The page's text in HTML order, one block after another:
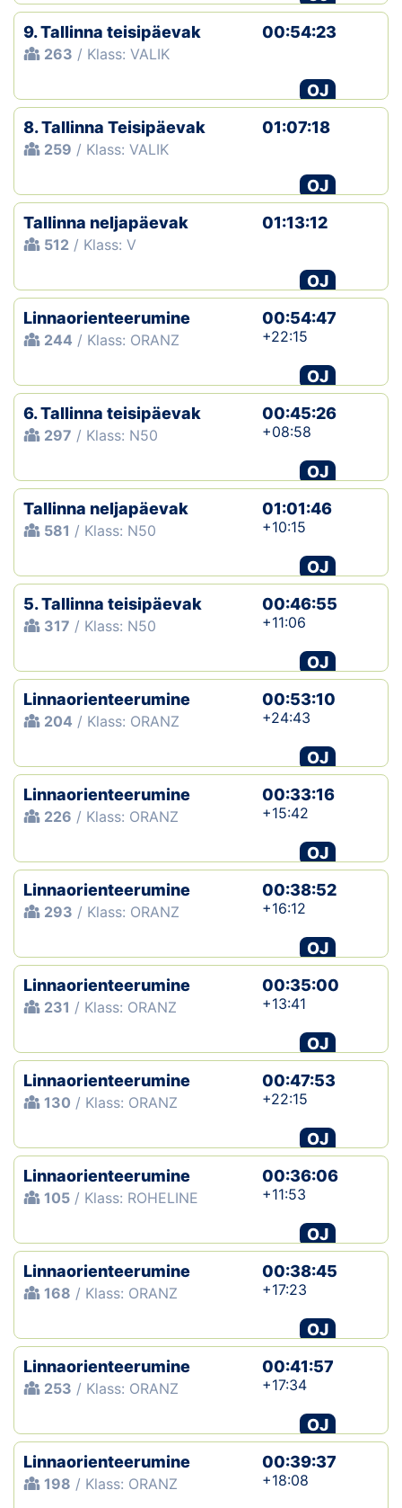
9. Tallinna teisipäevak
263 / Klass: VALIK
00:54:23
OJ
8. Tallinna Teisipäevak
259 / Klass: VALIK
01:07:18
OJ
Tallinna neljapäevak
512 / Klass: V
01:13:12
OJ
Linnaorienteerumine
244 / Klass: ORANZ
00:54:47
+22:15
OJ
6. Tallinna teisipäevak
297 / Klass: N50
00:45:26
+08:58
OJ
Tallinna neljapäevak
581 / Klass: N50
01:01:46
+10:15
OJ
5. Tallinna teisipäevak
317 / Klass: N50
00:46:55
+11:06
OJ
Linnaorienteerumine
204 / Klass: ORANZ
00:53:10
+24:43
OJ
Linnaorienteerumine
226 / Klass: ORANZ
00:33:16
+15:42
OJ
Linnaorienteerumine
293 / Klass: ORANZ
00:38:52
+16:12
OJ
Linnaorienteerumine
231 / Klass: ORANZ
00:35:00
+13:41
OJ
Linnaorienteerumine
130 / Klass: ORANZ
00:47:53
+22:15
OJ
Linnaorienteerumine
105 / Klass: ROHELINE
00:36:06
+11:53
OJ
Linnaorienteerumine
168 / Klass: ORANZ
00:38:45
+17:23
OJ
Linnaorienteerumine
253 / Klass: ORANZ
00:41:57
+17:34
OJ
Linnaorienteerumine
198 / Klass: ORANZ
00:39:37
+18:08